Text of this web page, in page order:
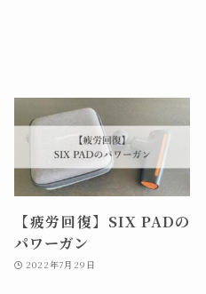
【疲労回復】SIX PADの
パワーガン
2022年7月29日